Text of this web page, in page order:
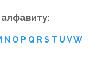
N O P Q R S T U VW